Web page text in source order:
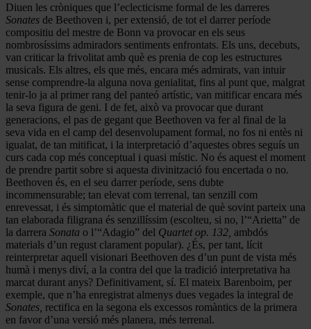
Diuen les cròniques que l’eclecticisme formal de les darreres
Sonates de Beethoven i, per extensió, de tot el darrer període
compositiu del mestre de Bonn va provocar en els seus
nombrosíssims admiradors sentiments enfrontats. Els uns, decebuts,
van criticar la frivolitat amb què es prenia de cop les estructures
musicals. Els altres, els que més, encara més admirats, van intuir
sense comprendre-la alguna nova genialitat, fins al punt que, malgrat
tenir-lo ja al primer rang del panteó artístic, van mitificar encara més
la seva figura de geni. I de fet, això va provocar que durant
generacions, el pas de gegant que Beethoven va fer al final de la
seva vida en el camp del desenvolupament formal, no fos ni entès ni
igualat, de tan mitificat, i la interpretació d’aquestes obres seguís un
curs cada cop més conceptual i quasi místic. No és aquest el moment
de prendre partit sobre si aquesta divinització fou encertada o no.
Beethoven és, en el seu darrer període, sens dubte
incommensurable; tan elevat com terrenal, tan senzill com
enrevessat, i és simptomàtic que el material de què sovint parteix una
tan elaborada filigrana és senzillíssim (escolteu, si no, l’“Arietta” de
la darrera Sonata o l’“Adagio” del Quartet op. 132, ambdós
materials d’un regust clarament popular). ¿És, per tant, lícit
reinterpretar aquell visionari Beethoven des d’un punt de vista més
humà i menys diví, a la contra del que la tradició interpretativa ha
marcat durant anys? Definitivament, sí. El mateix Barenboim, per
exemple, que n’ha enregistrat almenys dues vegades la integral de
Sonates, rectifica en la segona els excessos romàntics de la primera
en favor d’una versió més planera, més terrenal.